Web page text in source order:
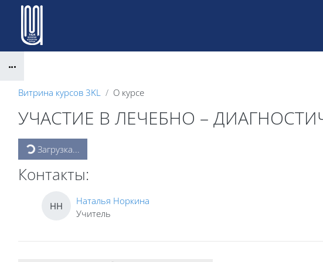
Перейти к основному содержанию
Блоки
Витрина курсов 3KL О курсе
УЧАСТИЕ В ЛЕЧЕБНО –
Блоки
Загрузка...
Контакты:
НН
Наталья Норкина
Учитель